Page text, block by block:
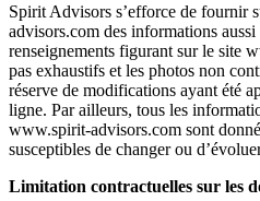
Spirit Advisors s’efforce de fournir
advisors.com des informations
renseignements figurant sur le site
pas exhaustifs et les photos non
réserve de modifications ayant été
ligne. Par ailleurs, tous les
www.spirit-advisors.com sont
susceptibles de changer ou
Limitation contractuelles sur les